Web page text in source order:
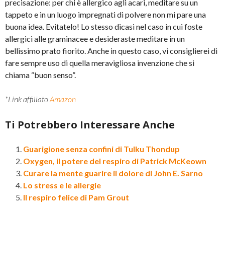
precisazione: per chi è allergico agli acari, meditare su un
tappeto e in un luogo impregnati di polvere non mi pare una
buona idea. Evitatelo! Lo stesso dicasi nel caso in cui foste
allergici alle graminacee e desideraste meditare in un
bellissimo prato fiorito. Anche in questo caso, vi consiglierei di
fare sempre uso di quella meravigliosa invenzione che si
chiama “buon senso”.
*Link affiliatoAmazon
Ti Potrebbero Interessare Anche
Guarigione senza confini di Tulku Thondup
Oxygen, il potere del respiro di Patrick McKeown
Curare la mente guarire il dolore di John E. Sarno
Lo stress e le allergie
Il respiro felice di Pam Grout